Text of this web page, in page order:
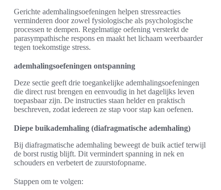
Gerichte ademhalingsoefeningen helpen stressreacties
verminderen door zowel fysiologische als psychologische
processen te dempen. Regelmatige oefening versterkt de
parasympathische respons en maakt het lichaam weerbaarder
tegen toekomstige stress.
ademhalingsoefeningen ontspanning
Deze sectie geeft drie toegankelijke ademhalingsoefeningen
die direct rust brengen en eenvoudig in het dagelijks leven
toepasbaar zijn. De instructies staan helder en praktisch
beschreven, zodat iedereen ze stap voor stap kan oefenen.
Diepe buikademhaling (diafragmatische ademhaling)
Bij diafragmatische ademhaling beweegt de buik actief terwijl
de borst rustig blijft. Dit vermindert spanning in nek en
schouders en verbetert de zuurstofopname.
Stappen om te volgen: